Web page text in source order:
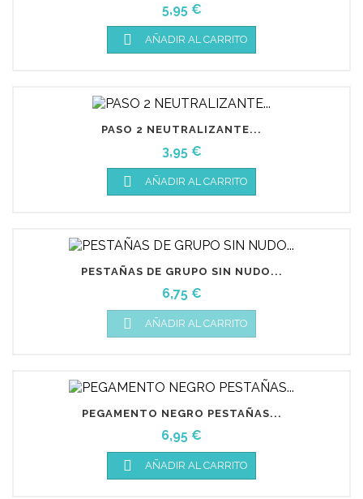
Precio
5,95 €
 AÑADIR AL CARRITO
PASO 2 NEUTRALIZANTE...
Precio
3,95 €
 AÑADIR AL CARRITO
PESTAÑAS DE GRUPO SIN NUDO...
Precio
6,75 €
 AÑADIR AL CARRITO
PEGAMENTO NEGRO PESTAÑAS...
Precio
6,95 €
 AÑADIR AL CARRITO